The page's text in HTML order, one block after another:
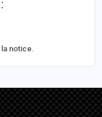
notice.